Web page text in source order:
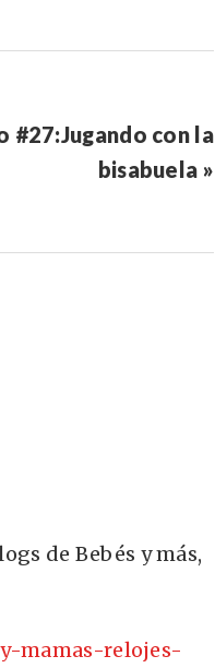
#27:Jugando con la
bisabuela »
de Bebés y más,
mamas-relojes-